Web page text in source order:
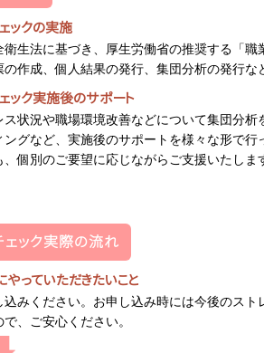
ックの実施
衛生法に基づき、厚生労働省の推奨する「
の作成、個人結果の発行、集団分析の発行
ック実施後のサポート
ス状況や職場環境改善などについて集団分
ングなど、実施後のサポートを様々な形で
、個別のご要望に応じながらご支援いたしま
ェック実際の流れ
っていただきたいこと
込みください。お申し込み時には今後のス
、ご安心ください。